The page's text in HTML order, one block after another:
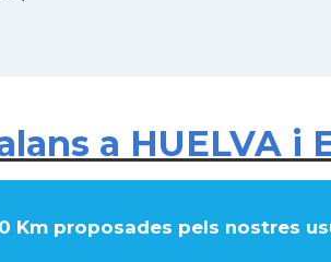
a HUELVA i
Km proposades pels nostres